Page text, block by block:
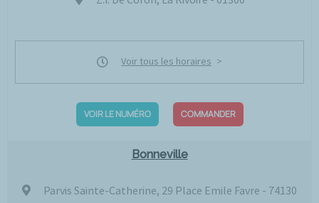
Voir tous les horaires
VOIR LE NUMÉRO COMMANDER
Bonneville
Parvis Sainte-Catherine, 29 Place Emile Favre - 74130